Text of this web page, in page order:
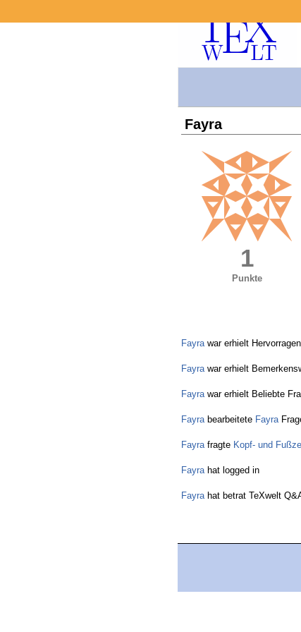
Fayra
1
Punkte
Fayrawar erhielt
Fayrawar erhielt
Fayrawar erhielt Beliebte
Fayrabearbeitete Fayra
Fayrafragte Kopf- und
Fayrahat logged in
Fayrahat betrat TeXwelt